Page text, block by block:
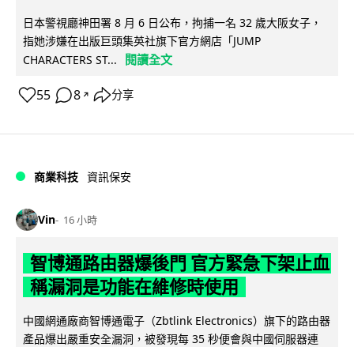
日本警視廳神田署 8 月 6 日公布，拘捕一名 32 歲大阪女子，
指她涉嫌在出版巨頭集英社旗下官方網店「JUMP
CHARACTERS ST...
閱讀全文
55 8 ↗ 分享
商業科技 資訊保安
Vin 16 小時
智博通路由器爆後門 官方緊急下架止血
稱漏洞是功能在維修時使用
中國網通廠商智博通電子（Zbtlink Electronics）旗下的路由器
產品爆出嚴重安全漏洞，被發現每 35 秒便會與中國伺服器連